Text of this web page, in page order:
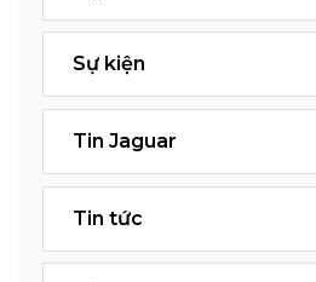
Sự kiện
Tin Jaguar
Tin tức